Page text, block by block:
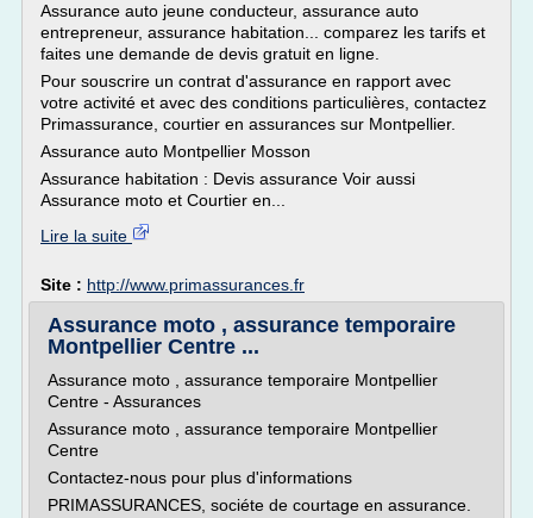
Assurance auto jeune conducteur, assurance auto
entrepreneur, assurance habitation... comparez les tarifs et
faites une demande de devis gratuit en ligne.
Pour souscrire un contrat d'assurance en rapport avec
votre activité et avec des conditions particulières, contactez
Primassurance, courtier en assurances sur Montpellier.
Assurance auto Montpellier Mosson
Assurance habitation : Devis assurance Voir aussi
Assurance moto et Courtier en...
Lire la suite
Site : http://www.primassurances.fr
Assurance moto , assurance temporaire
Montpellier Centre ...
Assurance moto , assurance temporaire Montpellier
Centre - Assurances
Assurance moto , assurance temporaire Montpellier
Centre
Contactez-nous pour plus d'informations
PRIMASSURANCES, sociéte de courtage en assurance.